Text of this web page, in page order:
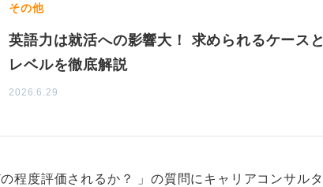
その他
英語力は就活への影響大！ 求められるケースと
レベルを徹底解説
2026.6.29
程度評価されるか？ 」の質問にキャリアコンサルタ